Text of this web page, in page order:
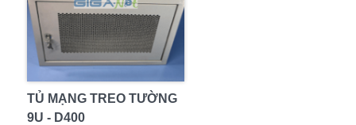
TỦ MẠNG TREO TƯỜNG
9U - D400